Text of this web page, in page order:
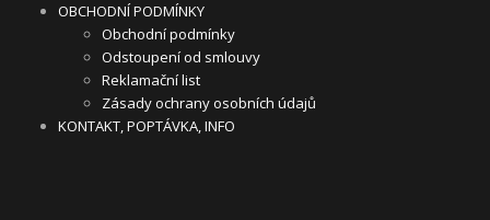
OBCHODNÍ PODMÍNKY
Obchodní podmínky
Odstoupení od smlouvy
Reklamační list
Zásady ochrany osobních údajů
KONTAKT, POPTÁVKA, INFO